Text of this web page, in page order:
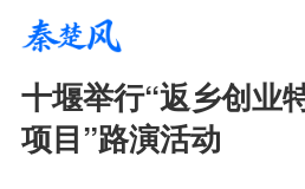
十堰举行“返乡创业
项目”路演活动